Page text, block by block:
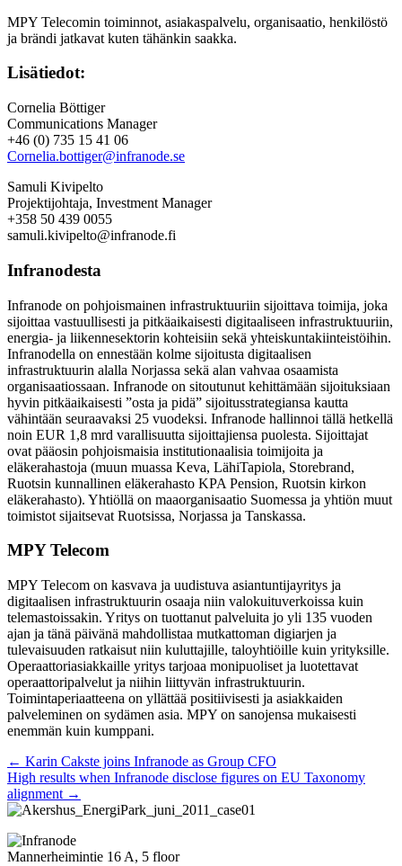
MPY Telecomin toiminnot, asiakaspalvelu, organisaatio, henkilöstö
ja brändi jatkavat kuten tähänkin saakka.
Lisätiedot:
Cornelia Böttiger
Communications Manager
+46 (0) 735 15 41 06
Cornelia.bottiger@infranode.se
Samuli Kivipelto
Projektijohtaja, Investment Manager
+358 50 439 0055
samuli.kivipelto@infranode.fi
Infranodesta
Infranode on pohjoismainen infrastruktuuriin sijoittava toimija, joka
sijoittaa vastuullisesti ja pitkäaikaisesti digitaaliseen infrastruktuuriin,
energia- ja liikennesektorin kohteisiin sekä yhteiskuntakiinteistöihin.
Infranodella on ennestään kolme sijoitusta digitaalisen
infrastruktuurin alalla Norjassa sekä alan vahvaa osaamista
organisaatiossaan. Infranode on sitoutunut kehittämään sijoituksiaan
hyvin pitkäaikaisesti ”osta ja pidä” sijoitusstrategiansa kautta
vähintään seuraavaksi 25 vuodeksi. Infranode hallinnoi tällä hetkellä
noin EUR 1,8 mrd varallisuutta sijoittajiensa puolesta. Sijoittajat
ovat pääosin pohjoismaisia institutionaalisia toimijoita ja
eläkerahastoja (muun muassa Keva, LähiTapiola, Storebrand,
Ruotsin kunnallinen eläkerahasto KPA Pension, Ruotsin kirkon
eläkerahasto). Yhtiöllä on maaorganisaatio Suomessa ja yhtiön muut
toimistot sijaitsevat Ruotsissa, Norjassa ja Tanskassa.
MPY Telecom
MPY Telecom on kasvava ja uudistuva asiantuntijayritys ja
digitaalisen infrastruktuurin osaaja niin valokuituverkoissa kuin
telemastoissakin. Yritys on tuottanut palveluita jo yli 135 vuoden
ajan ja tänä päivänä mahdollistaa mutkattoman digiarjen ja
tulevaisuuden ratkaisut niin kuluttajille, taloyhtiöille kuin yrityksille.
Operaattoriasiakkaille yritys tarjoaa monipuoliset ja luotettavat
operaattoripalvelut ja niihin liittyvän infrastruktuurin.
Toimintaperiaatteena on yllättää positiivisesti ja asiakkaiden
palveleminen on sydämen asia. MPY on sanojensa mukaisesti
enemmän kuin kumppani.
Posts
navigation
← Karin Cakste joins Infranode as Group CFO
High results when Infranode disclose figures on EU Taxonomy
alignment →
Mannerheimintie 16 A, 5 floor